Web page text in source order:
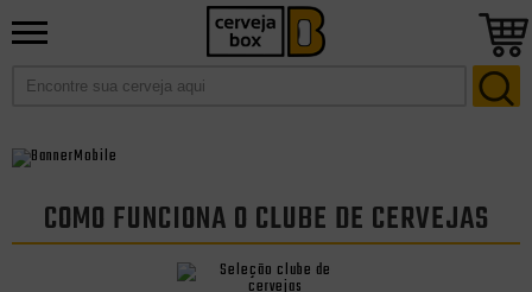
COMO FUNCIONA O CLUBE DE CERVEJAS